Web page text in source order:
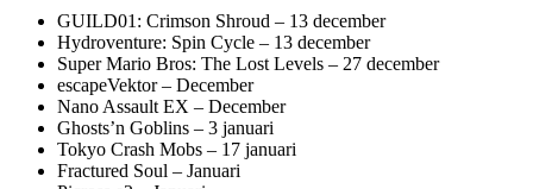
GUILD01: Crimson Shroud – 13 december
Hydroventure: Spin Cycle – 13 december
Super Mario Bros: The Lost Levels – 27 december
escapeVektor – December
Nano Assault EX – December
Ghosts’n Goblins – 3 januari
Tokyo Crash Mobs – 17 januari
Fractured Soul – Januari